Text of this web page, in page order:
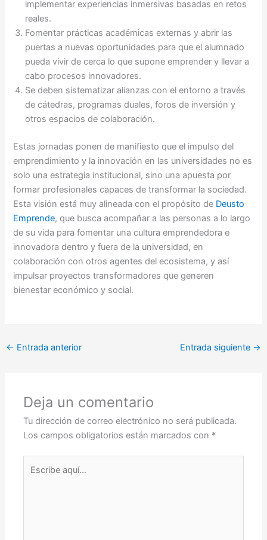
implementar experiencias inmersivas basadas en retos
reales.
Fomentar prácticas académicas externas y abrir las
puertas a nuevas oportunidades para que el alumnado
pueda vivir de cerca lo que supone emprender y llevar a
cabo procesos innovadores.
Se deben sistematizar alianzas con el entorno a través
de cátedras, programas duales, foros de inversión y
otros espacios de colaboración.
Estas jornadas ponen de manifiesto que el impulso del
emprendimiento y la innovación en las universidades no es
solo una estrategia institucional, sino una apuesta por
formar profesionales capaces de transformar la sociedad.
Esta visión está muy alineada con el propósito de Deusto
Emprende, que busca acompañar a las personas a lo largo
de su vida para fomentar una cultura emprendedora e
innovadora dentro y fuera de la universidad, en
colaboración con otros agentes del ecosistema, y así
impulsar proyectos transformadores que generen
bienestar económico y social.
← Entrada anterior Entrada siguiente →
Deja un comentario
Tu dirección de correo electrónico no será publicada.
Los campos obligatorios están marcados con *
aquí...